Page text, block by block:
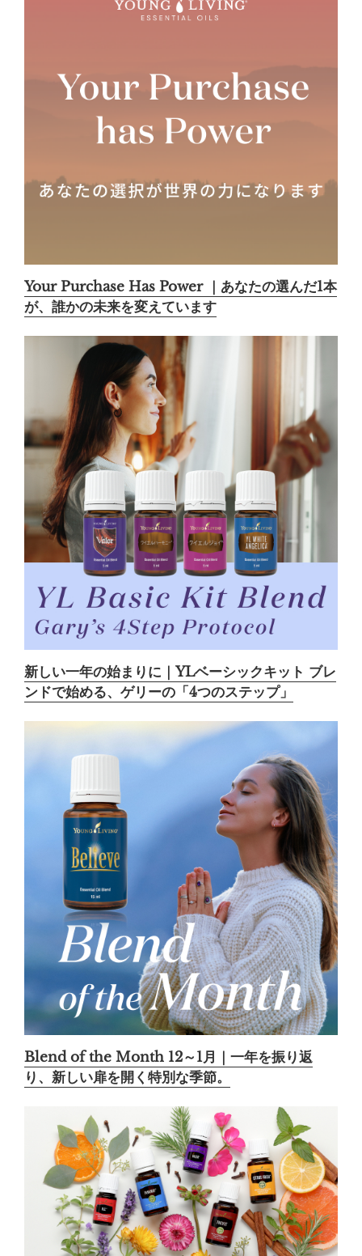
Your Purchase Has Power ｜あなたの選んだ1本
が、誰かの未来を変えています
新しい一年の始まりに｜YLベーシックキット ブレ
ンドで始める、ゲリーの「4つのステップ」
Blend of the Month 12～1月｜一年を振り返
り、新しい扉を開く特別な季節。